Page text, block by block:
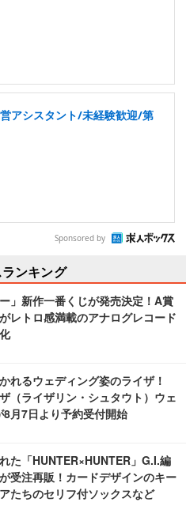
アシスタント/未経験歓迎/第
Sponsored by
ンキング
」新作一番くじが発売決定！A賞
レトロ感満載のアナログレコード
れるウェディング姿のライザ！
（ライザリン・シュタウト）ウェ
月7日より予約受付開始
た「HUNTER×HUNTER」G.I.編
受注再販！カードデザインのキー
たちのセリフ付ソックスなど